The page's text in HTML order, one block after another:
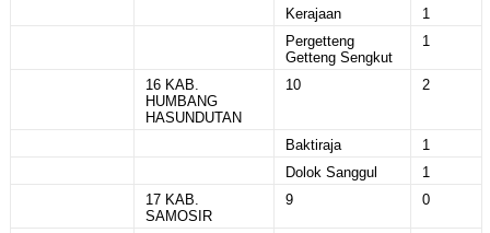
Kerajaan
1
Pergetteng
Getteng Sengkut
1
16 KAB.
HUMBANG
HASUNDUTAN
10 2
Baktiraja
1
Dolok Sanggul
1
17 KAB.
SAMOSIR
9 0